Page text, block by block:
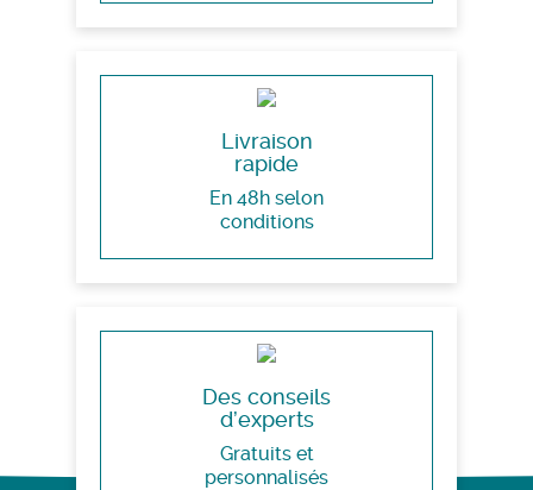
Livraison
rapide
En 48h selon
conditions
Des conseils
d’experts
Gratuits et
personnalisés